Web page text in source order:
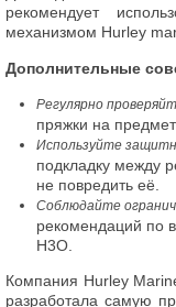
рекомендует
механизмом Hurley
Дополнительные
Регулярно
пряжки на
Используйте
подкладку между
не повредить её.
Соблюдайте
рекомендаций по
H3O.
Компания Hurley
разработала самую